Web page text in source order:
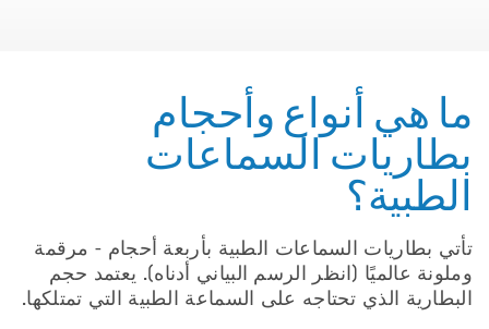
ما هي أنواع وأحجام
بطاريات السماعات
الطبية؟
تأتي بطاريات السماعات الطبية بأربعة أحجام - مرقمة
وملونة عالميًا (انظر الرسم البياني أدناه). يعتمد حجم
البطارية الذي تحتاجه على السماعة الطبية التي تمتلكها.